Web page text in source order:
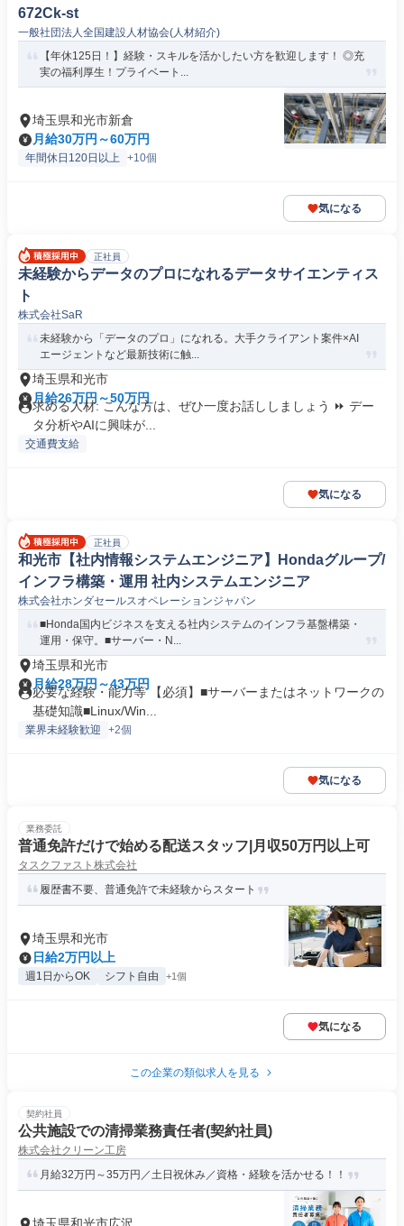
672Ck-st
一般社団法人全国建設人材協会(人材紹介)
【年休125日！】経験・スキルを活かしたい方を歓迎します！ ◎充
実の福利厚生！プライベート...
埼玉県和光市新倉
月給30万円～60万円
年間休日120日以上 +10個
気になる
正社員
未経験からデータのプロになれるデータサイエンティス
ト
株式会社SaR
未経験から「データのプロ」になれる。大手クライアント案件×AI
エージェントなど最新技術に触...
埼玉県和光市
月給26万円～50万円
求める人材: こんな方は、ぜひ一度お話ししましょう ⏩️ デー
タ分析やAIに興味が...
交通費支給
気になる
正社員
和光市【社内情報システムエンジニア】Hondaグループ/
インフラ構築・運用 社内システムエンジニア
株式会社ホンダセールスオペレーションジャパン
■Honda国内ビジネスを支える社内システムのインフラ基盤構築・
運用・保守。■サーバー・N...
埼玉県和光市
月給28万円～43万円
必要な経験・能力等 【必須】■サーバーまたはネットワークの
基礎知識■Linux/Win...
業界未経験歓迎 +2個
気になる
業務委託
普通免許だけで始める配送スタッフ|月収50万円以上可
タスクファスト株式会社
履歴書不要、普通免許で未経験からスタート
埼玉県和光市
日給2万円以上
週1日からOK シフト自由 +1個
気になる
この企業の類似求人を見る
契約社員
公共施設での清掃業務責任者(契約社員)
株式会社クリーン工房
月給32万円～35万円／土日祝休み／資格・経験を活かせる！！